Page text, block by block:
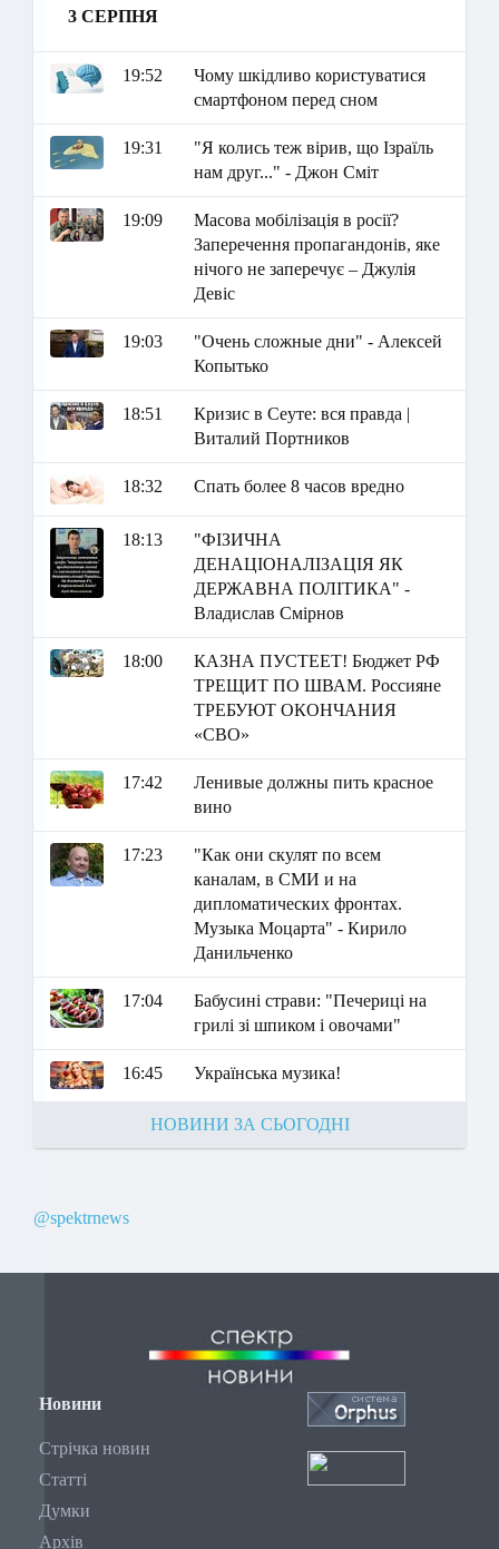
3 СЕРПНЯ
19:52
Чому шкідливо користуватися
смартфоном перед сном
19:31
"Я колись теж вірив, що Ізраїль
нам друг..." - Джон Сміт
19:09
Масова мобілізація в росії?
Заперечення пропагандонів, яке
нічого не заперечує – Джулія
Девіс
19:03
"Очень сложные дни" - Алексей
Копытько
18:51
Кризис в Сеуте: вся правда |
Виталий Портников
18:32 Спать более 8 часов вредно
18:13
"ФІЗИЧНА
ДЕНАЦІОНАЛІЗАЦІЯ ЯК
ДЕРЖАВНА ПОЛІТИКА" -
Владислав Смірнов
18:00
КАЗНА ПУСТЕЕТ! Бюджет РФ
ТРЕЩИТ ПО ШВАМ. Россияне
ТРЕБУЮТ ОКОНЧАНИЯ
«СВО»
17:42
Ленивые должны пить красное
вино
17:23
"Как они скулят по всем
каналам, в СМИ и на
дипломатических фронтах.
Музыка Моцарта" - Кирило
Данильченко
17:04
Бабусині страви: "Печериці на
грилі зі шпиком і овочами"
16:45 Українська музика!
НОВИНИ ЗА СЬОГОДНІ
@spektrnews
Новини
Стрічка новин
Статті
Думки
Архів